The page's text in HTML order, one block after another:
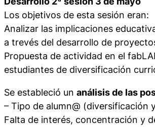
Los objetivos de esta sesión eran:
Analizar las implicaciones
a trevés del desarrollo de
Propuesta de actividad en el
estudiantes de diversificación
Se estableció un análisis de las
– Tipo de alumn@ (diversificación
Falta de interés, concentración y